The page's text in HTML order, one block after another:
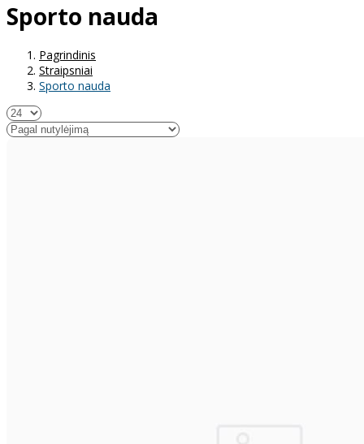
Sporto nauda
Pagrindinis
Straipsniai
Sporto nauda